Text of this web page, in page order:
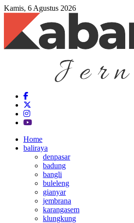
Kamis, 6 Agustus 2026
Home
baliraya
denpasar
badung
bangli
buleleng
gianyar
jembrana
karangasem
klungkung